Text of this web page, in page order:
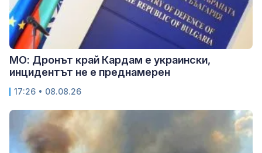
МО: Дронът край Кардам е украински,
инцидентът не е преднамерен
17:26 • 08.08.26